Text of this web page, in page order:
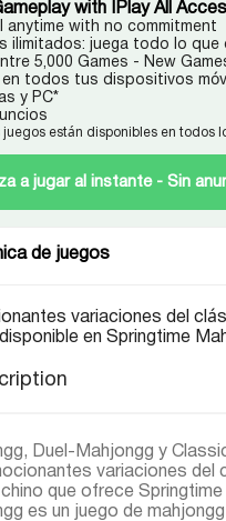
with IPlay All
anytime with no commitment
ilimitados: juega todo lo que
5,000 Games - New
en todos tus dispositivos
y PC*
juegos están disponibles en todos
a jugar al instante - Sin
de juegos
variaciones del
en Springtime
Duel-Mahjongg y
variaciones del
que ofrece
es un juego de